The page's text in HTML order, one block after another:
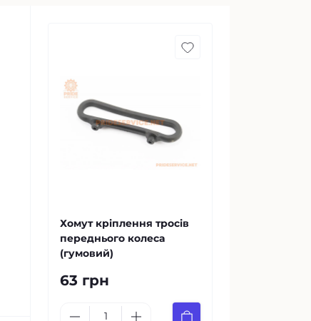
Хомут кріплення тросів
переднього колеса
(гумовий)
63 грн